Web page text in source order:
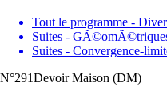
Tout le programme -
Suites -
Suites - Convergence-
N°291Devoir Maison (DM)